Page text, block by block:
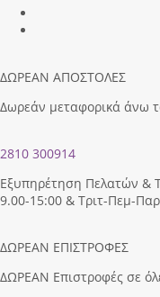
ΔΩΡΕΑΝ ΑΠΟΣΤΟΛΕΣ
Δωρεάν μεταφορικά άνω
2810 300914
Εξυπηρέτηση Πελατών &
9.00-15:00 & Τριτ-Πεμ-
ΔΩΡΕΑΝ ΕΠΙΣΤΡΟΦΕΣ
ΔΩΡΕΑΝ Επιστροφές σε